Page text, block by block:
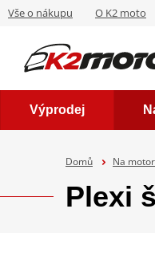
Vše o nákupu O K2 moto
Výprodej
Domů Na
Plexi